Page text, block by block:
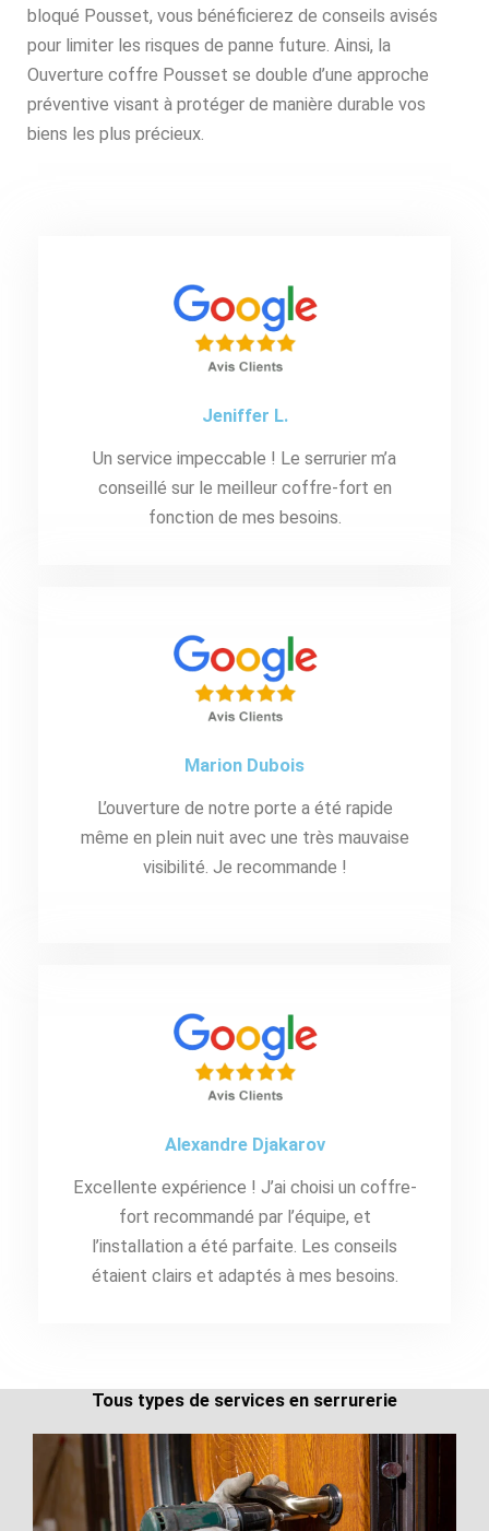
bloqué Pousset, vous bénéficierez de conseils avisés
pour limiter les risques de panne future. Ainsi, la
Ouverture coffre Pousset se double d’une approche
préventive visant à protéger de manière durable vos
biens les plus précieux.
Jeniffer L.
Un service impeccable ! Le serrurier m’a
conseillé sur le meilleur coffre-fort en
fonction de mes besoins.
Marion Dubois
L’ouverture de notre porte a été rapide
même en plein nuit avec une très mauvaise
visibilité. Je recommande !
Alexandre Djakarov
Excellente expérience ! J’ai choisi un coffre-
fort recommandé par l’équipe, et
l’installation a été parfaite. Les conseils
étaient clairs et adaptés à mes besoins.
Tous types de services en serrurerie